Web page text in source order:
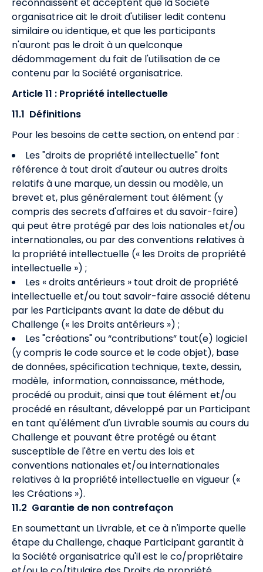
organisatrice ait le droit d'utiliser ledit contenu
similaire ou identique, et que les participants
n'auront pas le droit à un quelconque
dédommagement du fait de l'utilisation de ce
contenu par la Société organisatrice.
Article 11 : Propriété intellectuelle
11.1 Définitions
Pour les besoins de cette section, on entend par :
Les "droits de propriété intellectuelle" font
référence à tout droit d'auteur ou autres droits
relatifs à une marque, un dessin ou modèle, un
brevet et, plus généralement tout élément (y
compris des secrets d'affaires et du savoir-faire)
qui peut être protégé par des lois nationales et/ou
internationales, ou par des conventions relatives à
la propriété intellectuelle (« les Droits de propriété
intellectuelle ») ;
Les « droits antérieurs » tout droit de propriété
intellectuelle et/ou tout savoir-faire associé détenu
par les Participants avant la date de début du
Challenge (« les Droits antérieurs ») ;
Les "créations" ou “contributions” tout(e) logiciel
(y compris le code source et le code objet), base
de données, spécification technique, texte, dessin,
modèle, information, connaissance, méthode,
procédé ou produit, ainsi que tout élément et/ou
procédé en résultant, développé par un Participant
en tant qu'élément d'un Livrable soumis au cours du
Challenge et pouvant être protégé ou étant
susceptible de l'être en vertu des lois et
conventions nationales et/ou internationales
relatives à la propriété intellectuelle en vigueur («
les Créations »).
11.2 Garantie de non contrefaçon
En soumettant un Livrable, et ce à n'importe quelle
étape du Challenge, chaque Participant garantit à
la Société organisatrice qu'il est le co/propriétaire